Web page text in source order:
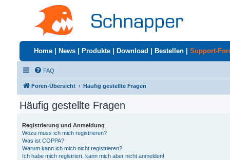
Home News Produkte Download Bestellen Support-
FAQ
Foren-Übersicht Häufig gestellte Fragen
Häufig gestellte Fragen
Registrierung und Anmeldung
Wozu muss ich mich registrieren?
Was ist COPPA?
Warum kann ich mich nicht registrieren?
Ich habe mich registriert, kann mich aber nicht anmelden!